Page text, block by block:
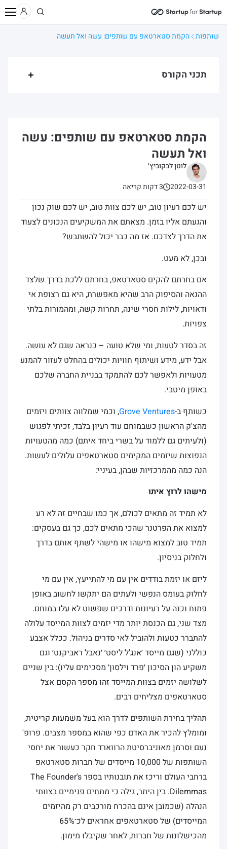
שותפות הקמת סטארטאפ עם שותפים: עשה ואל תעשה
הקמת סטארטאפ עם שותפים: עשה
ואל תעשה
לוטן לבקוביץ׳
2022-03-31
3 דקות קריאה
יש לכם רעיון טוב, יש לכם צוות טוב, יש לכם שוק נכון
והגעתם אליו בזמן. מצאתם את המשקיעים הנכונים לצעוד
את הדרך לצדכם. אז מה כבר יכול להשתבש?
ובכן, לא מעט.
אם בחרתם להקים סטארטאפ, בחרתם ללכת בדרך שלצד
ההנאה והסיפוק הרב שהיא מאפשרת, היא גם רצופת אי
ודאויות, לילות חסרי שינה, תחרות קשה, ומהמורות בלתי
צפויות.
זה בסדר לטעות, ומי שלא טועה – כנראה שגם לא עושה.
אבל ידע, מידע ושיתוף חוויות יכולים בהחלט לעזור להמנע
מטעויות ולאפשר לכם להתמקד בבניית החברה שלכם
באופן מיטבי.
כשותף ב-Grove Ventures, וכמי שמלווה צוותים ויזמים
מהצ'ק הראשון כשבמוחם עוד רעיון בלבד, זכיתי לפגוש
(ולעיתים גם ללמוד על בשרי ביחד איתם) כמה מהטעויות
הנפוצות שיזמים המקימים סטארטאפים עלולים לעשות.
הנה כמה מהמרכזיות שבהן, בעיניי:
מישהו לרוץ איתו
לא תמיד זה מתאים לכולם, אך כמו שבחיים זה לא רע
למצוא את הפרטנר שהכי מתאים לכם, כך גם בעסקים:
תמיד טוב למצוא מישהו או מישהי לשתף אותם בדרך
ולחלוק בניסיון.
ליזם או יזמת בודדים אין עם מי להתייעץ, אין עם מי
לחלוק בעומס הנפשי ולעתים הם יתקשו לחשוב באופן
פתוח וכנה על רעיונות ודרכים שפשוט לא עלו במוחם.
מצד שני, גם הכנסת יותר מדי יזמים לצוות המייסד עלולה
להתברר כטעות ולהוביל לאי סדרים בניהול. ככלל אצבע
כוללני (שגם מייסד ׳אנג'ל ליסט׳ ׳נאבל ראביקנט׳ וגם
משקיע הון הסיכון ׳פרד וילסון׳ מסכימים עליו): בין שניים
לשלושה יזמים בצוות המייסד זהו מספר הקסם אצל
סטארטאפים מצליחים רבים.
תהליך בחירת השותפים לדרך הוא בעל משמעות קריטית,
ומומלץ להכיר את האדם כפי שהוא במספר מצבים. פרופ'
נעם וסרמן מאוניברסיטת הרווארד חקר כעשור את יחסי
השותפות של 10,000 מייסדים של חברות סטארטאפ
ברחבי העולם וריכז את תובנותיו בספר The Founder's
Dilemmas. בין היתר, גילה כי מתחים פנימיים בצוותי
הנהלה (שכמובן אינם בהכרח מורכבים רק מהיזמים
המייסדים) של סטארטאפים אחראים לכ־65%
מהכישלונות של חברות, לאחר שקיבלו מימון.
תכני הקורס